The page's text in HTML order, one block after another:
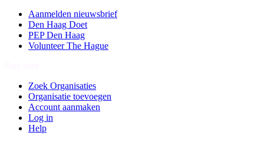
Aanmelden nieuwsbrief
Den Haag Doet
PEP Den Haag
Volunteer The Hague
Zoek Organisaties
Organisatie toevoegen
Account aanmaken
Log in
Help